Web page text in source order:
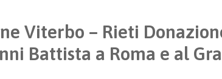
Viterbo – Rieti
Battista a Roma e al